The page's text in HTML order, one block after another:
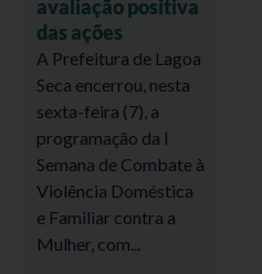
avaliação positiva
das ações
A Prefeitura de Lagoa
Seca encerrou, nesta
sexta-feira (7), a
programação da I
Semana de Combate à
Violência Doméstica
e Familiar contra a
Mulher, com...